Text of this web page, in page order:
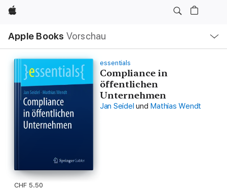
Apple
Apple Books Vorschau
Navigation
Menü
öffnen
essentials
Compliance in
öffentlichen
Unternehmen
Jan Seidel und Mathias Wendt
CHF 5.50